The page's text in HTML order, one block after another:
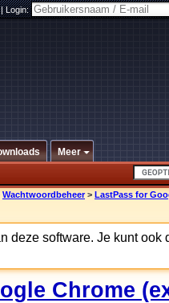
Login:
Meer
Wachtwoordbeheer > LastPass for
deze software. Je kunt ook
Chrome